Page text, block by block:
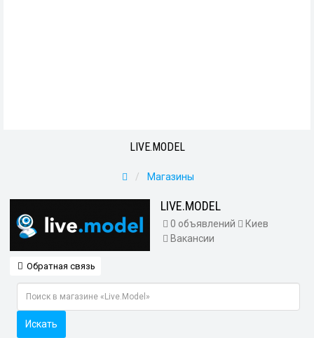
LIVE.MODEL
Магазины
LIVE.MODEL
0 объявлений
Киев
Вакансии
Обратная связь
Искать